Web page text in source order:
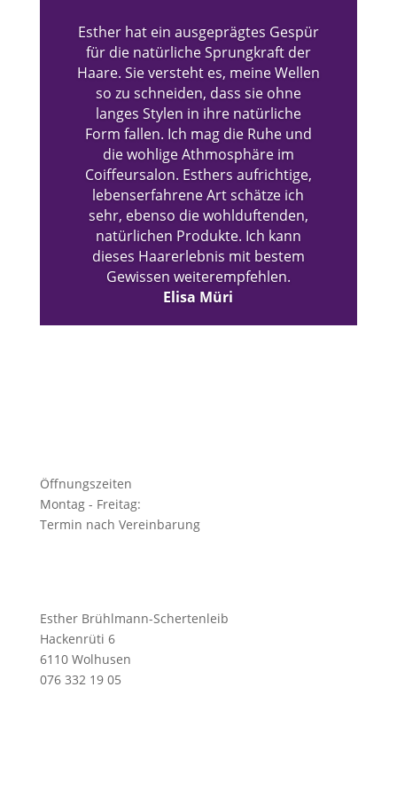
Esther hat ein ausgeprägtes Gespür
für die natürliche Sprungkraft der
Haare. Sie versteht es, meine Wellen
so zu schneiden, dass sie ohne
langes Stylen in ihre natürliche
Form fallen. Ich mag die Ruhe und
die wohlige Athmosphäre im
Coiffeursalon. Esthers aufrichtige,
lebenserfahrene Art schätze ich
sehr, ebenso die wohlduftenden,
natürlichen Produkte. Ich kann
dieses Haarerlebnis mit bestem
Gewissen weiterempfehlen.
Elisa Müri
Öffnungszeiten
Montag - Freitag:
Termin nach Vereinbarung
Esther Brühlmann-Schertenleib
Hackenrüti 6
6110 Wolhusen
076 332 19 05